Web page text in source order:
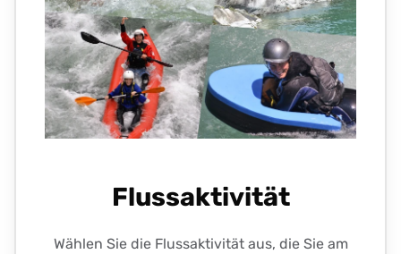
Flussaktivität
Wählen Sie die Flussaktivität aus, die Sie am